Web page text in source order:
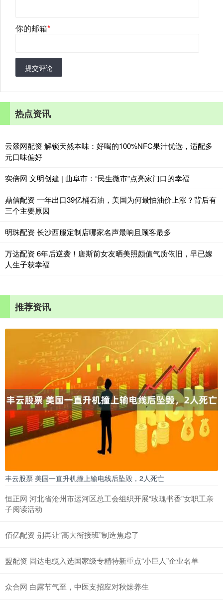
你的邮箱*
提交评论
热点资讯
云燚网配资 解锁天然本味：好喝的100%NFC果汁优选，适配多
元口味偏好
实倍网 文明创建 | 曲阜市：“民生微市”点亮家门口的幸福
鼎信配资 一年出口39亿桶石油，美国为何最怕油价上涨？背后有
三个主要原因
明珠配资 长沙西服定制店哪家名声最响且顾客最多
万达配资 6年后逆袭！唐斯前女友晒美照颜值气质依旧，早已嫁
人生子获幸福
推荐资讯
丰云股票 美国一直升机撞上输电线后坠毁，2人死亡
恒正网 河北省沧州市运河区总工会组织开展“玫瑰书香”女职工亲
子阅读活动
佰亿配资 别再让“高大衔接班”制造焦虑了
盟配资 固达电缆入选国家级专精特新重点“小巨人”企业名单
众合网 白露节气至，中医支招应对秋燥养生